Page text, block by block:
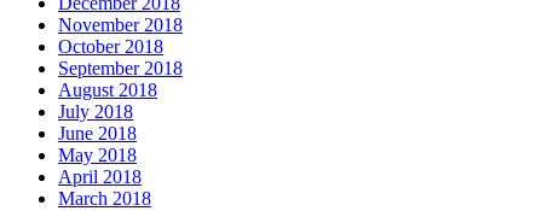
November 2018
October 2018
September 2018
August 2018
July 2018
June 2018
May 2018
April 2018
March 2018